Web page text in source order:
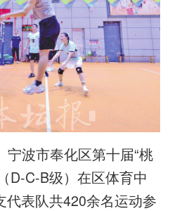
波市奉化区第十届“桃
D-C-B级）在区体育中
表队共420余名运动参